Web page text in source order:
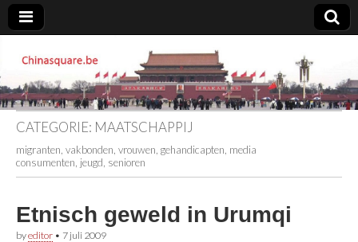
Chinasquare.be
CATEGORIE: MAATSCHAPPIJ
migranten, vakbonden, vrouwen, gehandicapten, media
consumenten, jeugd, senioren
Etnisch geweld in Urumqi
byeditor • 7 juli 2009